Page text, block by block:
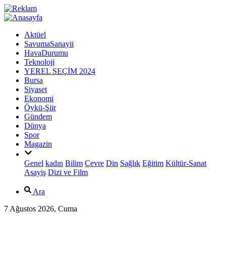
Aktüel
SavumaSanayii
HavaDurumu
Teknoloji
YEREL SEÇİM 2024
Bursa
Siyaset
Ekonomi
Öykü-Şiir
Gündem
Dünya
Spor
Magazin
Genel kadın Bilim Çevre Din Sağlık Eğitim Kültür-Sanat
Asayiş Dizi ve Film
Ara
7 Ağustos 2026, Cuma